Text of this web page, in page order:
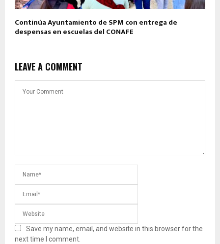
Continúa Ayuntamiento de SPM con entrega de
despensas en escuelas del CONAFE
LEAVE A COMMENT
Save my name, email, and website in this browser for the
next time I comment.